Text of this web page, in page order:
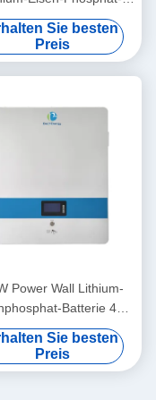
mit Bluetooth
Sie besten
Preis
Power Wall Lithium-
Batterie 48V
100AH für die
im
Wohnbereich
Sie besten
Preis